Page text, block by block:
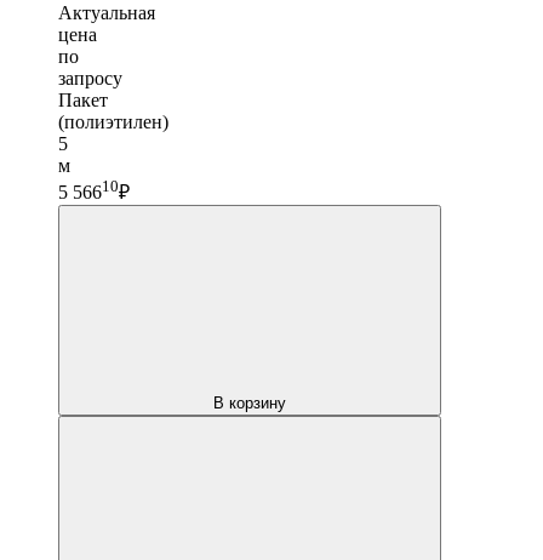
Актуальная
цена
по
запросу
Пакет
(полиэтилен)
5
м
5 56610₽
В корзину